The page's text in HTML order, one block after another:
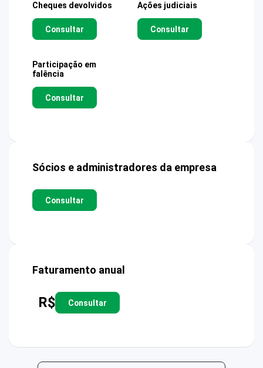
Cheques devolvidos
Consultar
Ações judiciais
Consultar
Participação em
falência
Consultar
Sócios e administradores da empresa
Consultar
Faturamento anual
R$ Consultar